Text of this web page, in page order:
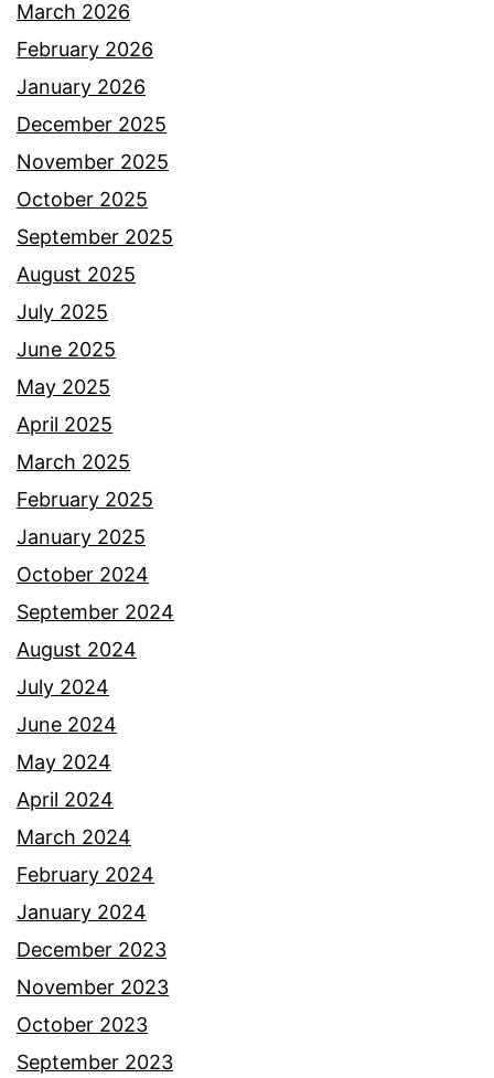
March 2026
February 2026
January 2026
December 2025
November 2025
October 2025
September 2025
August 2025
July 2025
June 2025
May 2025
April 2025
March 2025
February 2025
January 2025
October 2024
September 2024
August 2024
July 2024
June 2024
May 2024
April 2024
March 2024
February 2024
January 2024
December 2023
November 2023
October 2023
September 2023